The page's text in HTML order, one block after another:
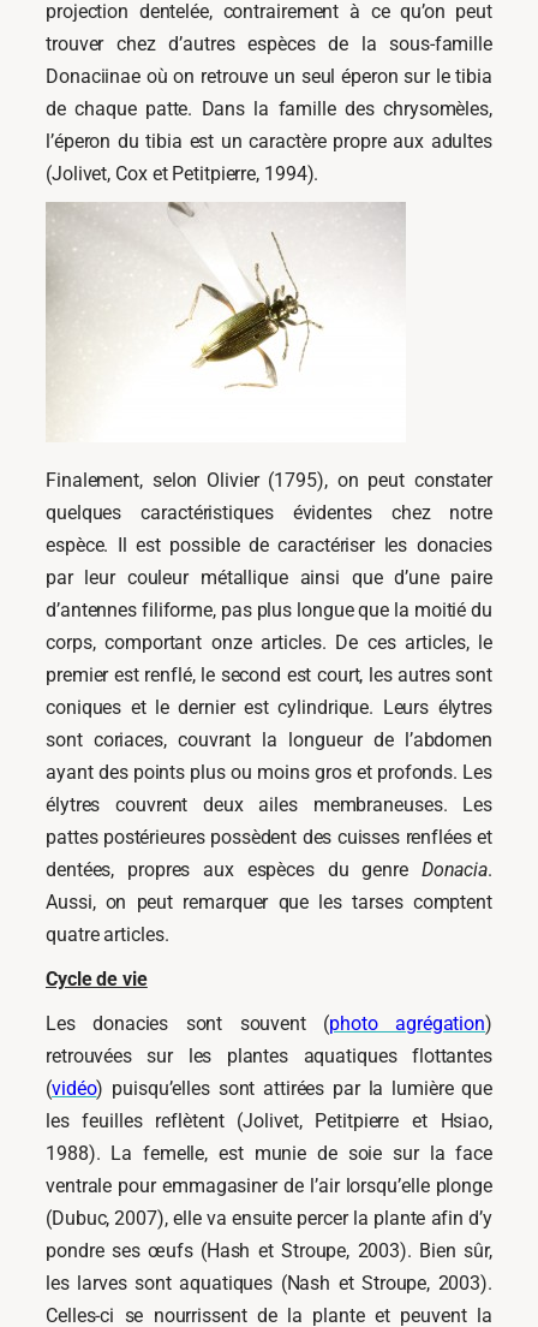
projection dentelée, contrairement à ce qu’on peut
trouver chez d’autres espèces de la sous-famille
Donaciinae où on retrouve un seul éperon sur le tibia
de chaque patte. Dans la famille des chrysomèles,
l’éperon du tibia est un caractère propre aux adultes
(Jolivet, Cox et Petitpierre, 1994).
Finalement, selon Olivier (1795), on peut constater
quelques caractéristiques évidentes chez notre
espèce. Il est possible de caractériser les donacies
par leur couleur métallique ainsi que d’une paire
d’antennes filiforme, pas plus longue que la moitié du
corps, comportant onze articles. De ces articles, le
premier est renflé, le second est court, les autres sont
coniques et le dernier est cylindrique. Leurs élytres
sont coriaces, couvrant la longueur de l’abdomen
ayant des points plus ou moins gros et profonds. Les
élytres couvrent deux ailes membraneuses. Les
pattes postérieures possèdent des cuisses renflées et
dentées, propres aux espèces du genre Donacia.
Aussi, on peut remarquer que les tarses comptent
quatre articles.
Cycle de vie
Les donacies sont souvent (photo agrégation)
retrouvées sur les plantes aquatiques flottantes
(vidéo) puisqu’elles sont attirées par la lumière que
les feuilles reflètent (Jolivet, Petitpierre et Hsiao,
1988). La femelle, est munie de soie sur la face
ventrale pour emmagasiner de l’air lorsqu’elle plonge
(Dubuc, 2007), elle va ensuite percer la plante afin d’y
pondre ses œufs (Hash et Stroupe, 2003). Bien sûr,
les larves sont aquatiques (Nash et Stroupe, 2003).
Celles-ci se nourrissent de la plante et peuvent la